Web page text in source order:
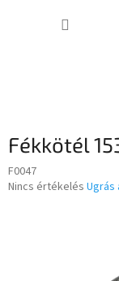
Fékkötél
F0047
A
Nincs értékelés